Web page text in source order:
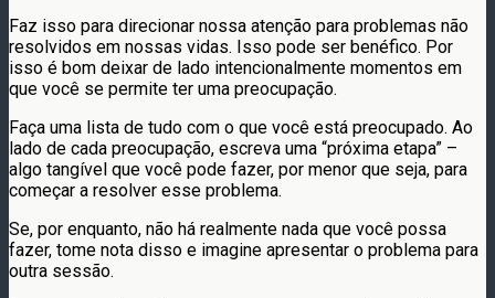
Faz isso para direcionar nossa atenção para problemas não
resolvidos em nossas vidas. Isso pode ser benéfico. Por
isso é bom deixar de lado intencionalmente momentos em
que você se permite ter uma preocupação.
Faça uma lista de tudo com o que você está preocupado. Ao
lado de cada preocupação, escreva uma “próxima etapa” –
algo tangível que você pode fazer, por menor que seja, para
começar a resolver esse problema.
Se, por enquanto, não há realmente nada que você possa
fazer, tome nota disso e imagine apresentar o problema para
outra sessão.